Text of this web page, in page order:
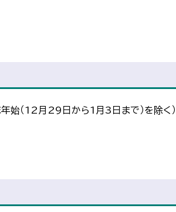
始（12月29日から1月3日まで）を除く）